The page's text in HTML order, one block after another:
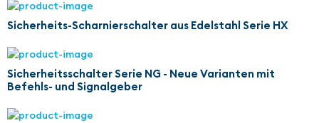
Sicherheits-Scharnierschalter aus Edelstahl Serie HX
Sicherheitsschalter Serie NG - Neue Varianten mit
Befehls- und Signalgeber